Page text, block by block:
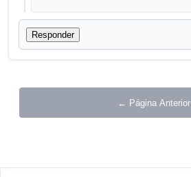
Responder
← Página Anterior